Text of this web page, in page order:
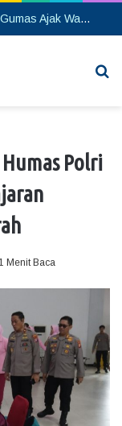
Sekolah Rakyat Resmi di Buka, DPRD Gumas Ajak Warga Kurang Mampu Tak Ragu Daftarkan Anak
Polri
Menit Baca